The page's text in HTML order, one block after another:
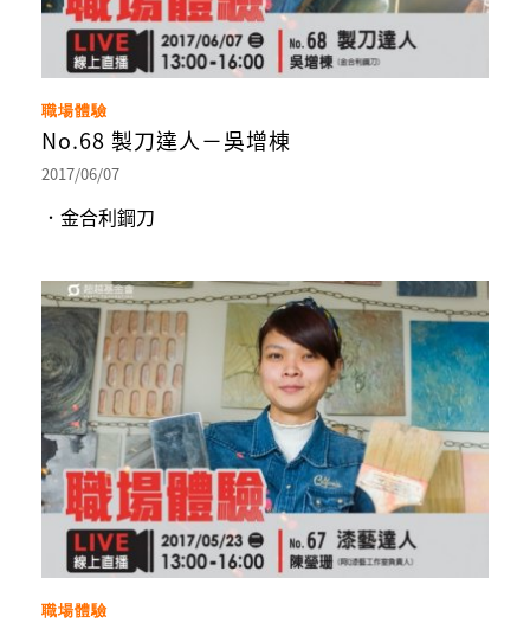
職場體驗
No.68 製刀達人－吳增棟
2017/06/07
．金合利鋼刀
職場體驗